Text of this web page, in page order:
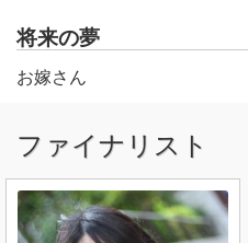
将来の夢
お嫁さん
ファイナリスト